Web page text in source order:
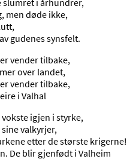
slumret i århundrer,
men døde ikke,
gudenes synsfelt.
vender tilbake,
over landet,
vender tilbake,
i Valhal
igjen i styrke,
valkyrjer,
etter de største krigerne!
De blir gjenfødt i Valheim